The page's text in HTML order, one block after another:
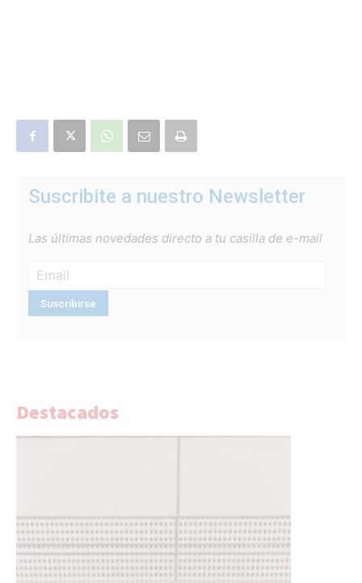
Suscribite a nuestro Newsletter
Las últimas novedades directo a tu casilla de e-mail
Destacados